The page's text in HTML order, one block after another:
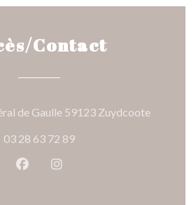
Contact
de Gaulle 59123 Zuydcoote((ouvre
03 28 63 72 89
Facebook ((ouvre une
Instagram ((ouvre une